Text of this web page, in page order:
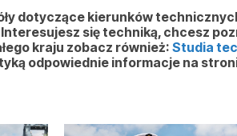
dotyczące kierunków
Interesujesz się techniką, chcesz
kraju zobacz również:Studia
odpowiednie informacje na